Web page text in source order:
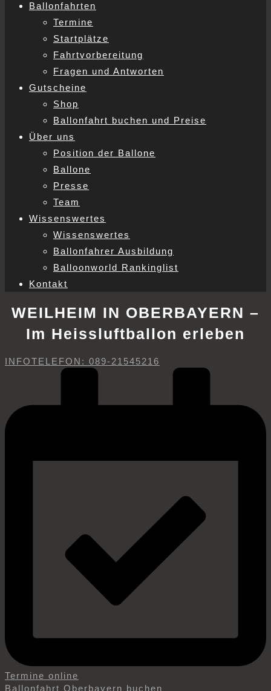
Ballonfahrten
Termine
Startplätze
Fahrtvorbereitung
Fragen und Antworten
Gutscheine
Shop
Ballonfahrt buchen und Preise
Über uns
Position der Ballone
Ballone
Presse
Team
Wissenswertes
Wissenswertes
Ballonfahrer Ausbildung
Balloonworld Rankinglist
Kontakt
WEILHEIM IN OBERBAYERN –
Im Heissluftballon erleben
INFOTELEFON: 089-21545216
Termine online
Ballonfahrt Oberbayern buchen